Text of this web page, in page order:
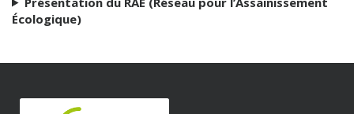
Écologique)